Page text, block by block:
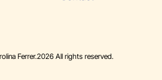
Ferrer.2026 All rights reserved.